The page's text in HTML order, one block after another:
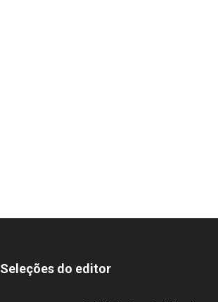
Seleções do editor